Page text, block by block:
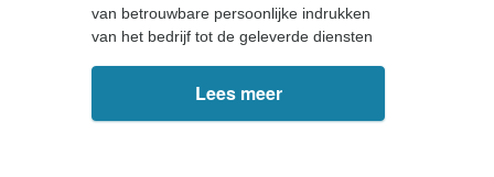
van betrouwbare persoonlijke indrukken
van het bedrijf tot de geleverde diensten
Lees meer